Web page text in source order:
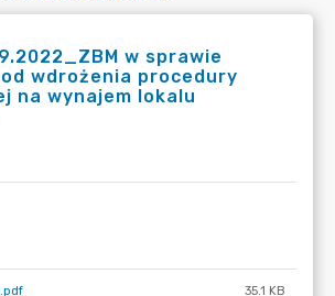
w sprawie
wdrożenia procedury
na wynajem lokalu
35.1 KB